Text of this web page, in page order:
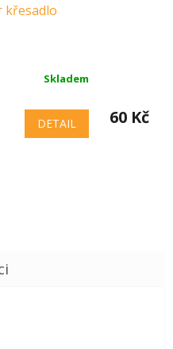
křesadlo
Skladem
DETAIL 60 Kč
je 5 z 5 hvězdiček.